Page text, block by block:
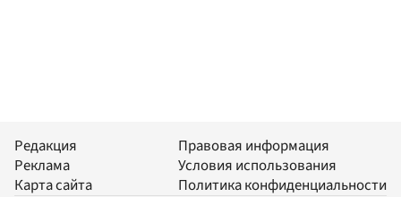
Редакция
Реклама
Карта сайта
Правовая информация
Условия использования
Политика конфиденциальности